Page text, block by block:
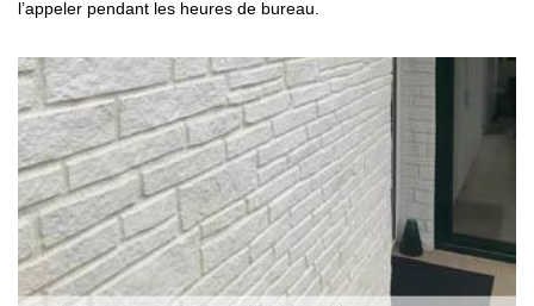
l’appeler pendant les heures de bureau.